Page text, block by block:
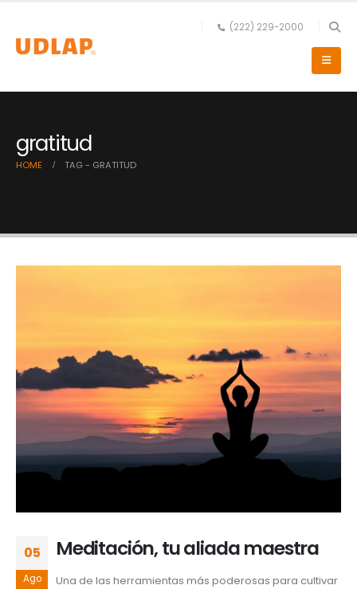
(222) 229-2000
gratitud
HOME TAG - GRATITUD
05
Ago
Meditación, tu aliada maestra
Una de las herramientas más poderosas para cultivar